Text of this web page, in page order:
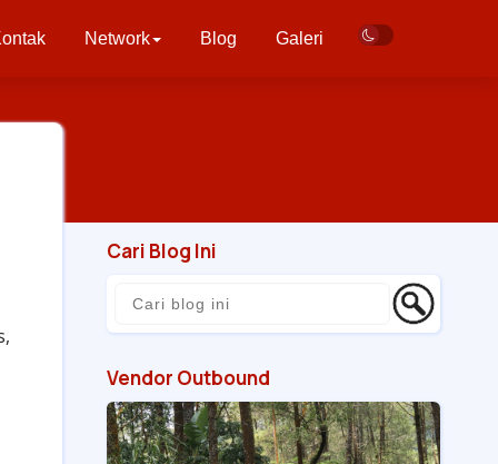
Network Blog Galeri
Cari Blog Ini
Vendor Outbound